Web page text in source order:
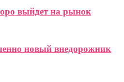
выйдет на рынок
новый внедорожник